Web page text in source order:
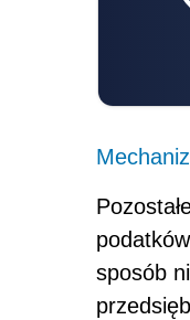
sposób